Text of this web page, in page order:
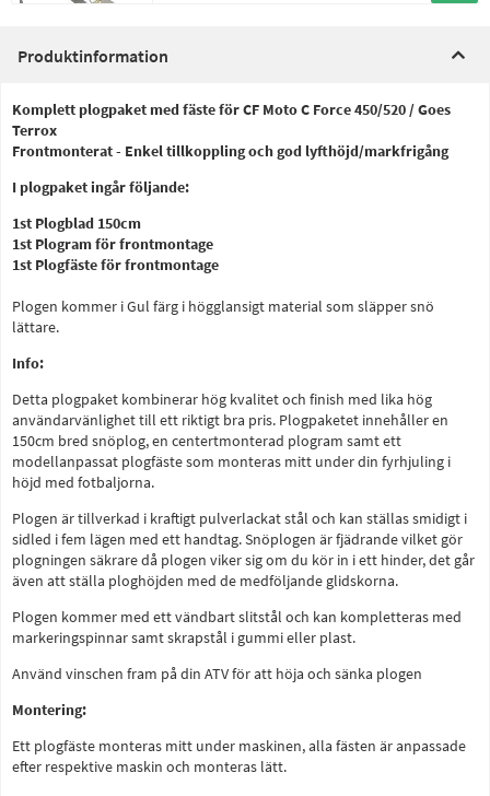
Produktinformation
Komplett plogpaket med fäste för CF Moto C Force 450/520 / Goes
Terrox
Frontmonterat - Enkel tillkoppling och god lyfthöjd/markfrigång
I plogpaket ingår följande:
1st Plogblad 150cm
1st Plogram för frontmontage
1st Plogfäste för frontmontage
Plogen kommer i Gul färg i högglansigt material som släpper snö
lättare.
Info:
Detta plogpaket kombinerar hög kvalitet och finish med lika hög
användarvänlighet till ett riktigt bra pris. Plogpaketet innehåller en
150cm bred snöplog, en centertmonterad plogram samt ett
modellanpassat plogfäste som monteras mitt under din fyrhjuling i
höjd med fotbaljorna.
Plogen är tillverkad i kraftigt pulverlackat stål och kan ställas smidigt i
sidled i fem lägen med ett handtag. Snöplogen är fjädrande vilket gör
plogningen säkrare då plogen viker sig om du kör in i ett hinder, det går
även att ställa ploghöjden med de medföljande glidskorna.
Plogen kommer med ett vändbart slitstål och kan kompletteras med
markeringspinnar samt skrapstål i gummi eller plast.
Använd vinschen fram på din ATV för att höja och sänka plogen
Montering:
Ett plogfäste monteras mitt under maskinen, alla fästen är anpassade
efter respektive maskin och monteras lätt.